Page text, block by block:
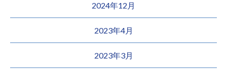
2024年12月
2023年4月
2023年3月